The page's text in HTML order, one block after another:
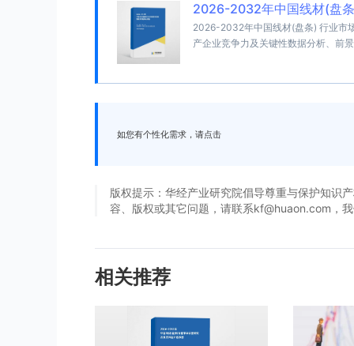
2026-2032年中国线材(盘
2026-2032年中国线材(盘条) 行业市
产企业竞争力及关键性数据分析、前
如您有个性化需求，请点击
版权提示：华经产业研究院倡导尊重与保护知识
容、版权或其它问题，请联系kf@huaon.com，
相关推荐